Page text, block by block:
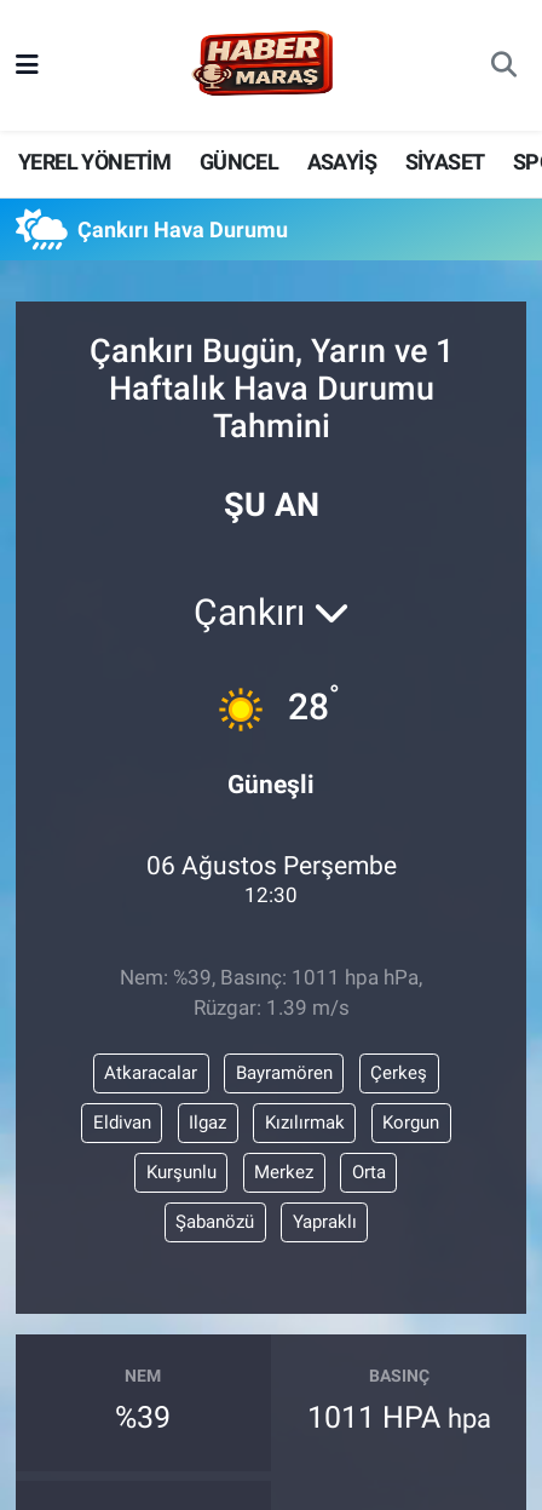
YEREL YÖNETİM GÜNCEL ASAYİŞ SİYASET
Çankırı Hava Durumu
Çankırı Bugün, Yarın ve 1
Haftalık Hava Durumu
Tahmini
ŞU AN
Çankırı
28°
Güneşli
06 Ağustos Perşembe
12:30
Nem: %39, Basınç: 1011 hpa hPa,
Rüzgar: 1.39 m/s
Atkaracalar Bayramören Çerkeş
Eldivan Ilgaz Kızılırmak Korgun
Kurşunlu Merkez Orta
Şabanözü Yapraklı
NEM
%39
BASINÇ
1011 HPA hpa
YEREL YÖNETİM
GÜNCEL
BİLİM VE TEKNOLOJİ
SPOR
DÜNYA
Nöbetçi Eczaneler
Hava Durumu
Trafik Durumu
Tüm Manşetler
Son Dakika Haberleri